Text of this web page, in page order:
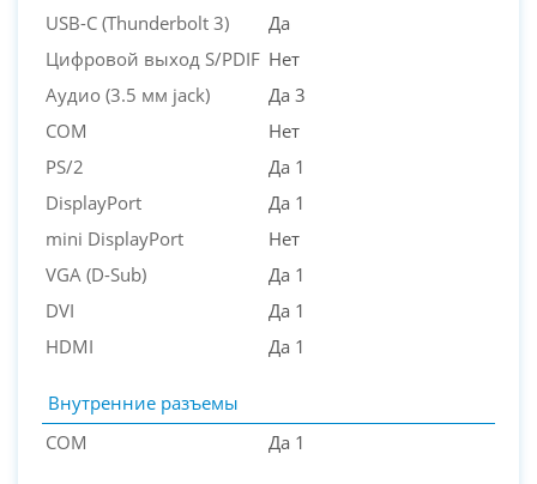
USB-C (Thunderbolt 3)
Да
Цифровой выход S/PDIF Нет
Аудио (3.5 мм jack)
Да 3
COM
Нет
PS/2
Да 1
DisplayPort
Да 1
mini DisplayPort
Нет
VGA (D-Sub)
Да 1
DVI
Да 1
HDMI
Да 1
Внутренние разъемы
COM
Да 1